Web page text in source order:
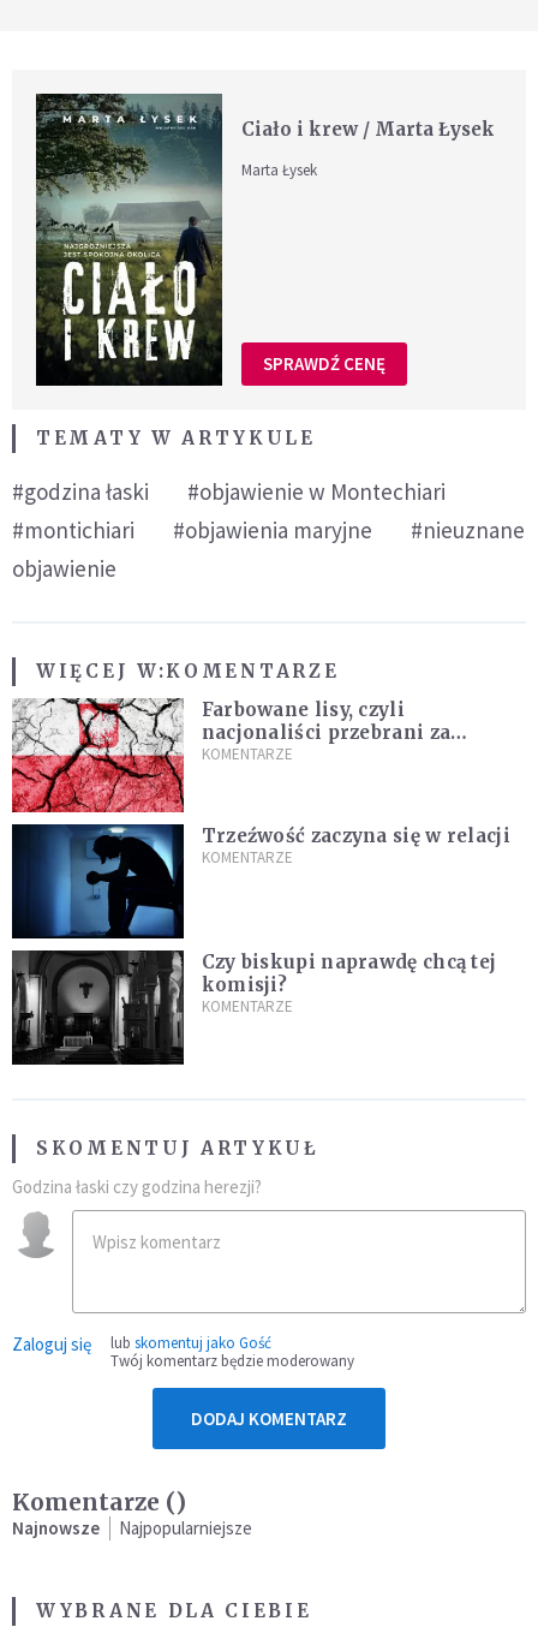
Ciało i krew / Marta Łysek
Marta Łysek
SPRAWDŹ CENĘ
TEMATY W ARTYKULE
#godzina łaski
#objawienie w Montechiari
#montichiari
#objawienia maryjne
#nieuznane
objawienie
WIĘCEJ W:KOMENTARZE
Farbowane lisy, czyli
nacjonaliści przebrani za
chrześcijan
KOMENTARZE
Trzeźwość zaczyna się w relacji
KOMENTARZE
Czy biskupi naprawdę chcą tej
komisji?
KOMENTARZE
SKOMENTUJ ARTYKUŁ
Godzina łaski czy godzina herezji?
Zaloguj się lub skomentuj jako Gość
Twój komentarz będzie moderowany
DODAJ KOMENTARZ
Komentarze ()
Najnowsze Najpopularniejsze
WYBRANE DLA CIEBIE